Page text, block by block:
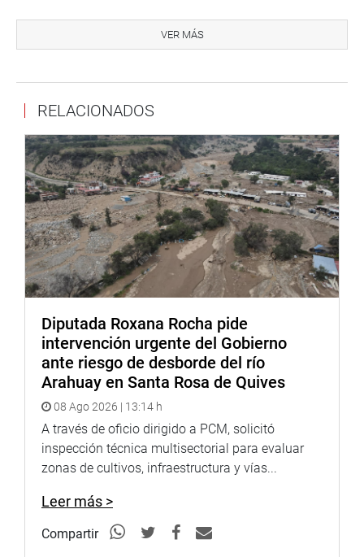
(social, ambiental, económica e institucional) a fin de
generar políticas públicas sostenibles en beneficio de la
DESPACHO CONGRESAL
VER MÁS
RELACIONADOS
Diputada Roxana Rocha pide
intervención urgente del Gobierno
ante riesgo de desborde del río
Arahuay en Santa Rosa de Quives
08 Ago 2026 | 13:14 h
A través de oficio dirigido a PCM, solicitó
inspección técnica multisectorial para evaluar
zonas de cultivos, infraestructura y vías...
Leer más >
Compartir